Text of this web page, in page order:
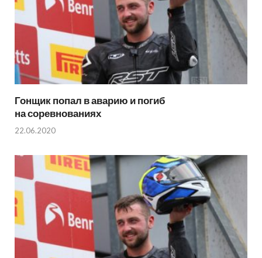
Гонщик попал в аварию и погиб
на соревнованиях
22.06.2020